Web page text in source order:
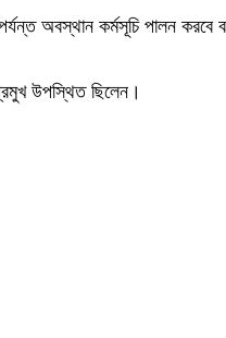
অবস্থান কর্মসূচি পালন
উপস্থিত ছিলেন।